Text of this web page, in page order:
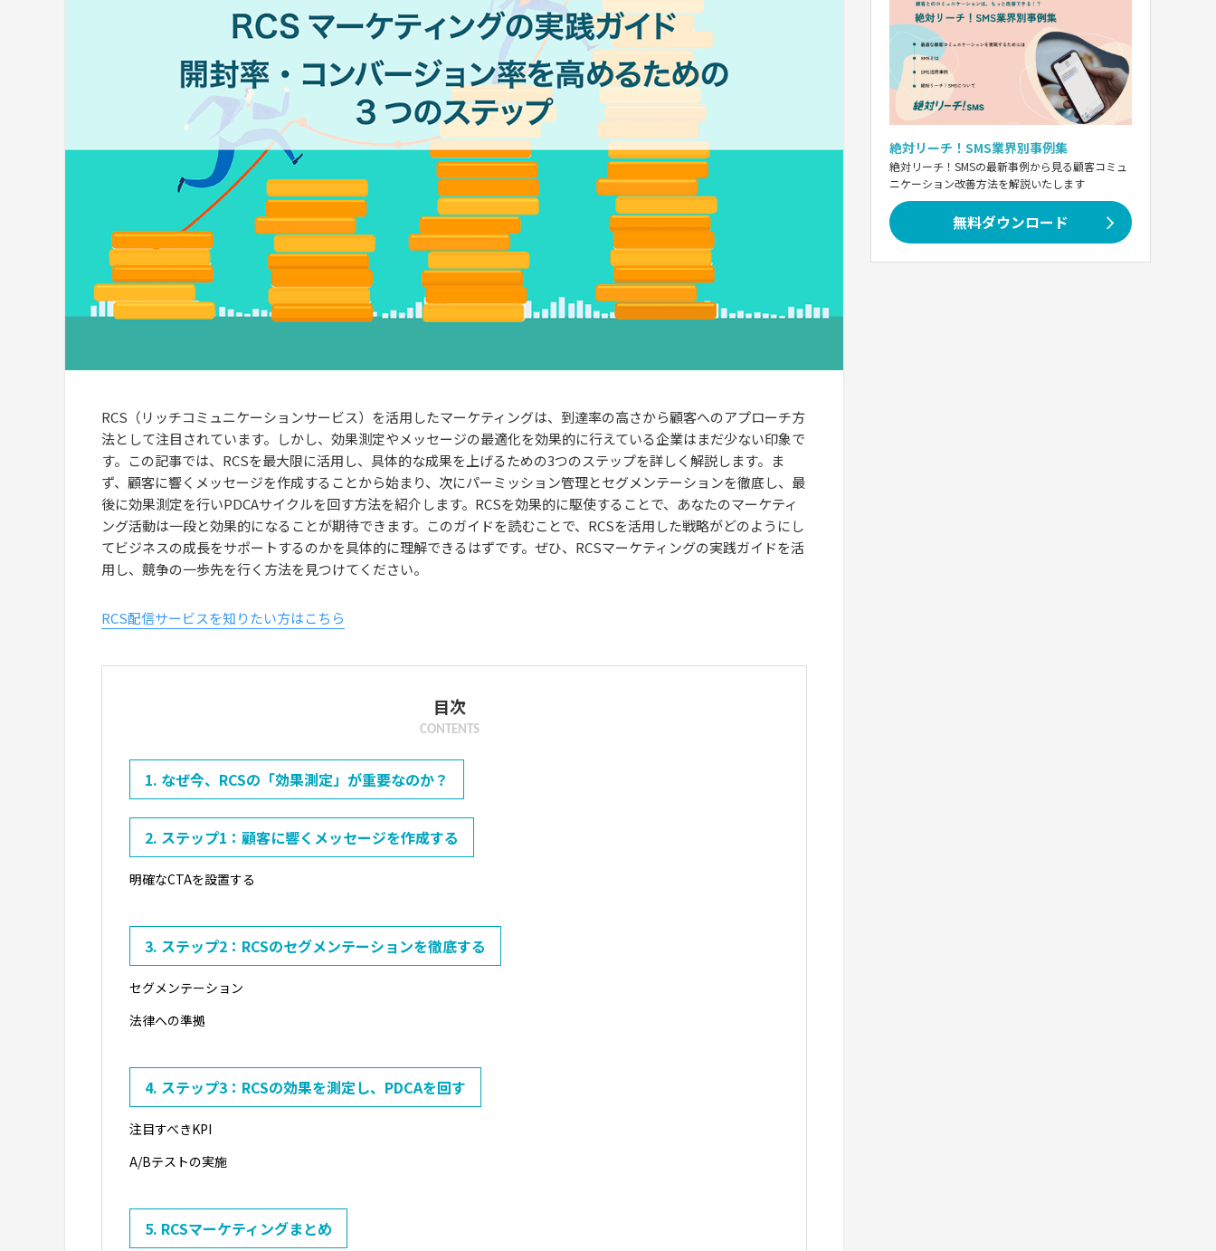
RCS（リッチコミュニケーションサービス）を活用したマーケティングは、到達率の高さから顧客へのアプローチ方
法として注目されています。しかし、効果測定やメッセージの最適化を効果的に行えている企業はまだ少ない印象で
す。この記事では、RCSを最大限に活用し、具体的な成果を上げるための3つのステップを詳しく解説します。ま
ず、顧客に響くメッセージを作成することから始まり、次にパーミッション管理とセグメンテーションを徹底し、最
後に効果測定を行いPDCAサイクルを回す方法を紹介します。RCSを効果的に駆使することで、あなたのマーケティ
ング活動は一段と効果的になることが期待できます。このガイドを読むことで、RCSを活用した戦略がどのようにし
てビジネスの成長をサポートするのかを具体的に理解できるはずです。ぜひ、RCSマーケティングの実践ガイドを活
用し、競争の一歩先を行く方法を見つけてください。
RCS配信サービスを知りたい方はこちら
目次
CONTENTS
1. なぜ今、RCSの「効果測定」が重要なのか？
2. ステップ1：顧客に響くメッセージを作成する
明確なCTAを設置する
3. ステップ2：RCSのセグメンテーションを徹底する
セグメンテーション
法律への準拠
4. ステップ3：RCSの効果を測定し、PDCAを回す
注目すべきKPI
A/Bテストの実施
5. RCSマーケティングまとめ
絶対リーチ！SMS業界別事例集
絶対リーチ！SMSの最新事例から見る顧客コミュ
ニケーション改善方法を解説いたします
無料ダウンロード